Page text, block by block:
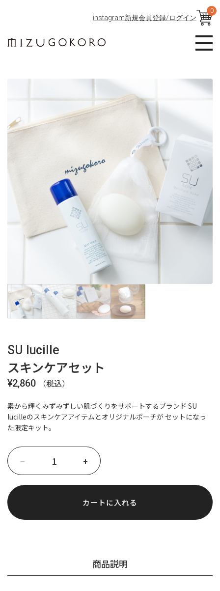
instagram新規会員登録/ログイン
0
SU lucille
スキンケアセット
¥2,860 （税込）
素から輝くみずみずしい肌づくりをサポートするブランド SU
lucilleのスキンケアアイテムとオリジナルポーチが セットになっ
た限定キット。
−
ス
キ
ン
ケ
ア
セ
+
カートに入れる
商品説明